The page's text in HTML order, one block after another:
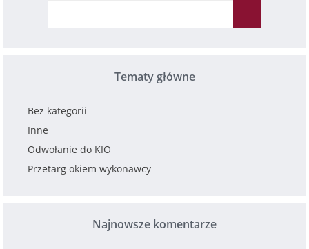
Tematy główne
Bez kategorii
Inne
Odwołanie do KIO
Przetarg okiem wykonawcy
Najnowsze komentarze